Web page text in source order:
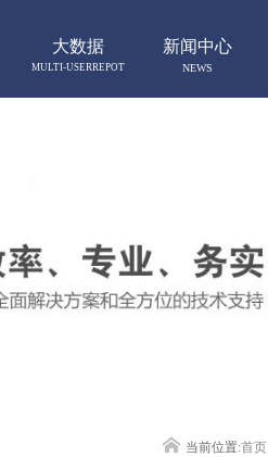
大数据
MULTI-USERREPOT
新闻中心
NEWS
当前位置:首页